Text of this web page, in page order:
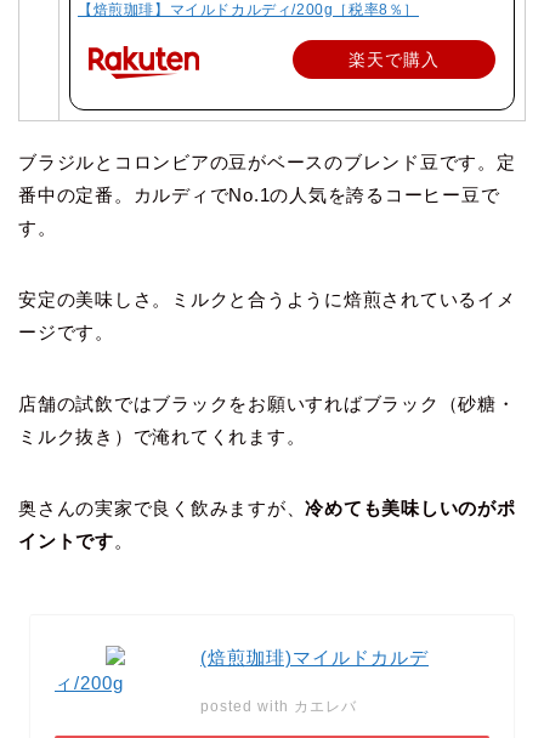
【焙煎珈琲】マイルドカルディ/200g［税率8％］
楽天で購入
ブラジルとコロンビアの豆がベースのブレンド豆です。定
番中の定番。カルディでNo.1の人気を誇るコーヒー豆で
す。
安定の美味しさ。ミルクと合うように焙煎されているイメ
ージです。
店舗の試飲ではブラックをお願いすればブラック（砂糖・
ミルク抜き）で淹れてくれます 。
奥さんの実家で良く飲みますが、冷めても美味しいのがポ
イントです。
(焙煎珈琲)マイルドカルデ
ィ/200g
posted with カエレバ